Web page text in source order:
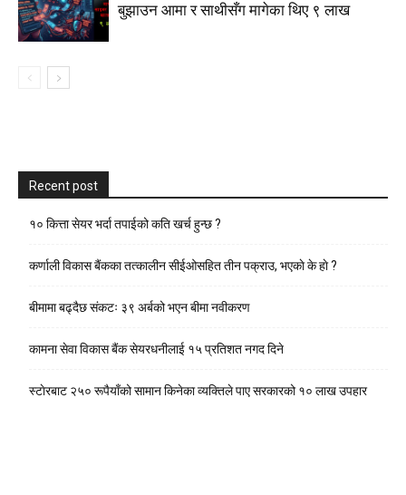
बुझाउन आमा र साथीसँग मागेका थिए ९ लाख
Recent post
१० कित्ता सेयर भर्दा तपाईको कति खर्च हुन्छ ?
कर्णाली विकास बैंकका तत्कालीन सीईओसहित तीन पक्राउ, भएकाे के हाे ?
बीमामा बढ्दैछ संकटः ३९ अर्बको भएन बीमा नवीकरण
कामना सेवा विकास बैंक सेयरधनीलाई १५ प्रतिशत नगद दिने
स्टाेरबाट २५० रूपैयाँको सामान किनेका व्यक्तिले पाए सरकारको १० लाख उपहार